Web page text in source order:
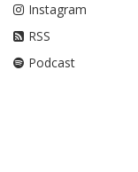
Instagram
RSS
Podcast